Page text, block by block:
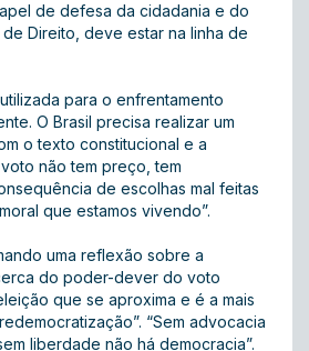
de defesa da cidadania e do
Direito, deve estar na linha de
para o enfrentamento
O Brasil precisa realizar um
o texto constitucional e a
não tem preço, tem
de escolhas mal feitas
que estamos vivendo”.
uma reflexão sobre a
do poder-dever do voto
que se aproxima e é a mais
“Sem advocacia
liberdade não há democracia”.